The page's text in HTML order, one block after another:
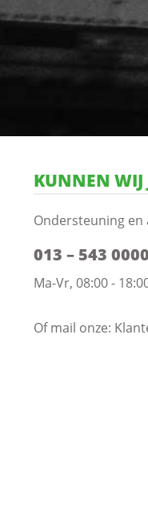
KUNNEN WIJ
Ondersteuning en
013 – 543 0000
Ma-Vr, 08:00 -
Of mail onze: